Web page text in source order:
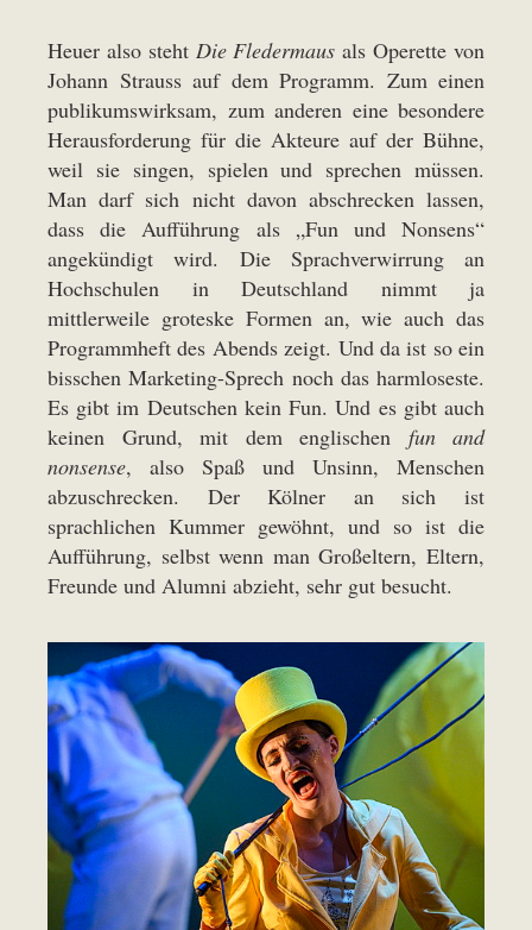
Heuer also steht Die Fledermaus als Operette von
Johann Strauss auf dem Programm. Zum einen
publikumswirksam, zum anderen eine besondere
Herausforderung für die Akteure auf der Bühne,
weil sie singen, spielen und sprechen müssen.
Man darf sich nicht davon abschrecken lassen,
dass die Aufführung als „Fun und Nonsens“
angekündigt wird. Die Sprachverwirrung an
Hochschulen in Deutschland nimmt ja
mittlerweile groteske Formen an, wie auch das
Programmheft des Abends zeigt. Und da ist so ein
bisschen Marketing-Sprech noch das harmloseste.
Es gibt im Deutschen kein Fun. Und es gibt auch
keinen Grund, mit dem englischen fun and
nonsense, also Spaß und Unsinn, Menschen
abzuschrecken. Der Kölner an sich ist
sprachlichen Kummer gewöhnt, und so ist die
Aufführung, selbst wenn man Großeltern, Eltern,
Freunde und Alumni abzieht, sehr gut besucht.